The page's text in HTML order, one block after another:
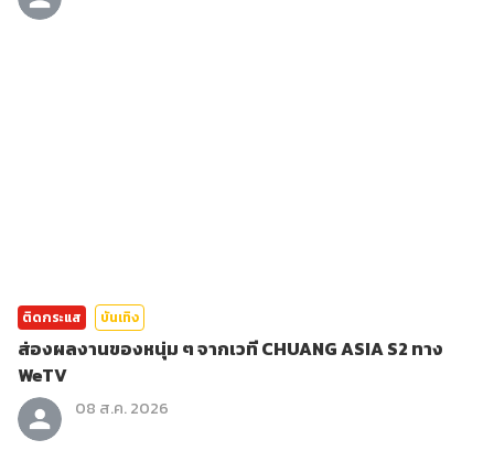
ติดกระแส บันเทิง
ส่องผลงานของหนุ่ม ๆ จากเวที CHUANG ASIA S2 ทาง
WeTV
08 ส.ค. 2026